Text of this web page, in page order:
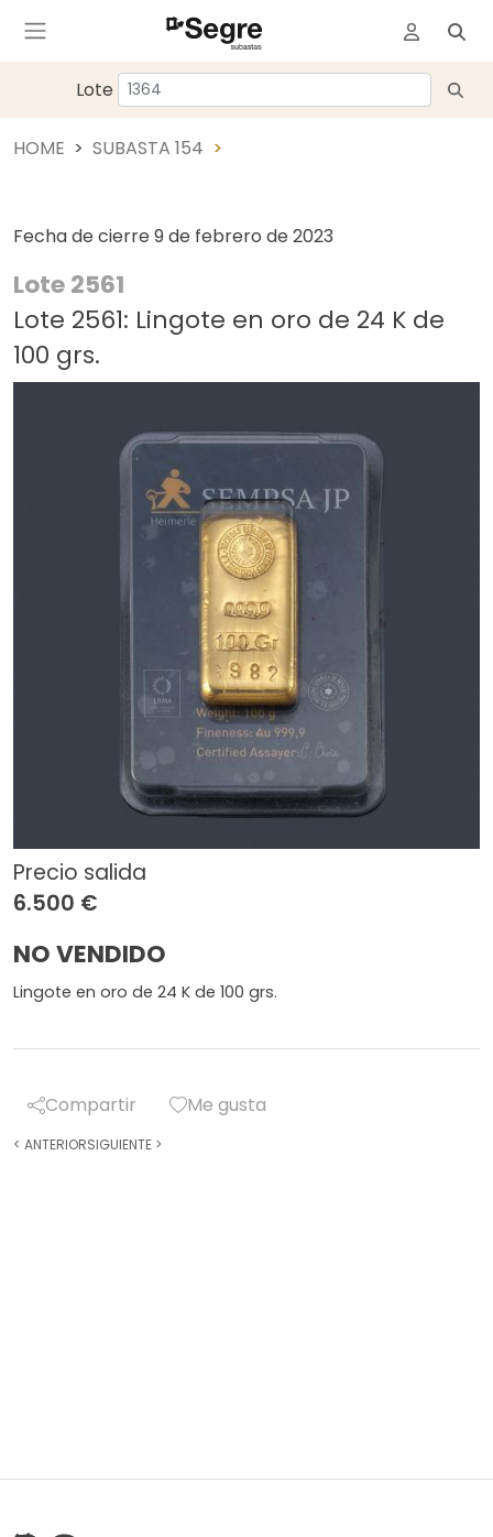
Lote
HOME SUBASTA 154
Fecha de cierre 9 de febrero de 2023
Lote 2561
Lote 2561: Lingote en oro de 24 K de
100 grs.
Precio salida
6.500 €
NO VENDIDO
Lingote en oro de 24 K de 100 grs.
Compartir Me gusta
< ANTERIORSIGUIENTE >